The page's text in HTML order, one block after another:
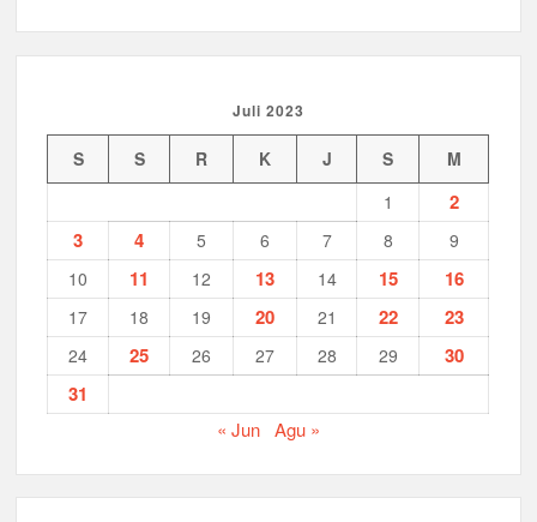
Juli 2023
S S R K J S
M
1
2
3
4 5 6 7 8
9
10
11 12 13 14 15 16
17 18 19 20 21 22 23
24 25 26 27 28 29
30
31
« Jun Agu »